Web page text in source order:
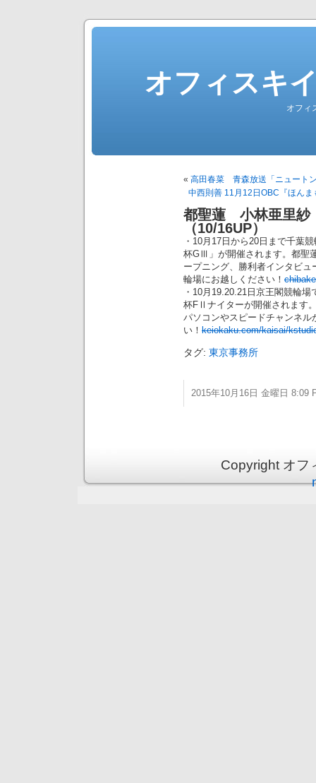
オフィスキ
オフィ
« 高田春菜 青森放送「ニュート
中西則善 11月12日OBC『ほん
都聖蓮 小林亜里
（10/16UP）
・10月17日から20日まで千葉
杯GⅢ」が開催されます。都聖
ープニング、勝利者インタビ
輪場にお越しください！
・10月19.20.21日京王閣競輪
杯FⅡナイターが開催されます
パソコンやスピードチャンネル
い！ keiokaku.com/kaisai/
タグ: 東京事務所
2015年10月16日 金曜日 8:09
Copyright オ